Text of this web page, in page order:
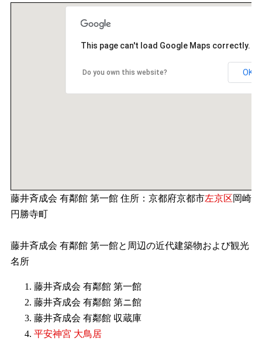
This page can't load Google Maps correctly.
Do you own this website? OK
藤井斉成会 有鄰館 第一館 住所：京都府京都市左京区岡崎
円勝寺町
藤井斉成会 有鄰館 第一館と周辺の近代建築物および観光
名所
藤井斉成会 有鄰館 第一館
藤井斉成会 有鄰館 第ニ館
藤井斉成会 有鄰館 収蔵庫
平安神宮 大鳥居